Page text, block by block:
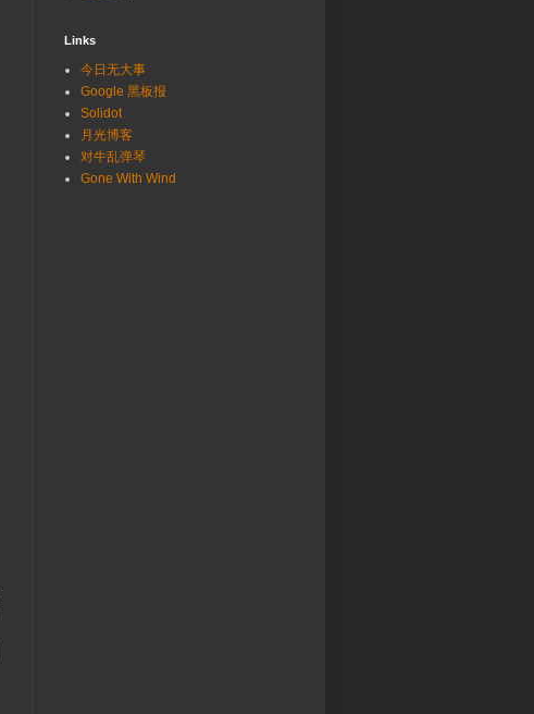
Links
今日无大事
Google 黑板报
Solidot
月光博客
对牛乱弹琴
Gone With Wind